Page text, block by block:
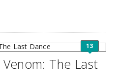
13
The Last